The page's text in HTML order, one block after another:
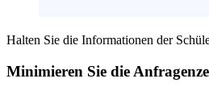
Halten Sie die Informationen der
Minimieren Sie die